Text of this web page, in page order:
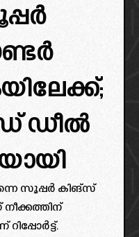
ഡീൽ
സൂപ്പർ കിങ്‌സ്
നീക്കത്തിന്